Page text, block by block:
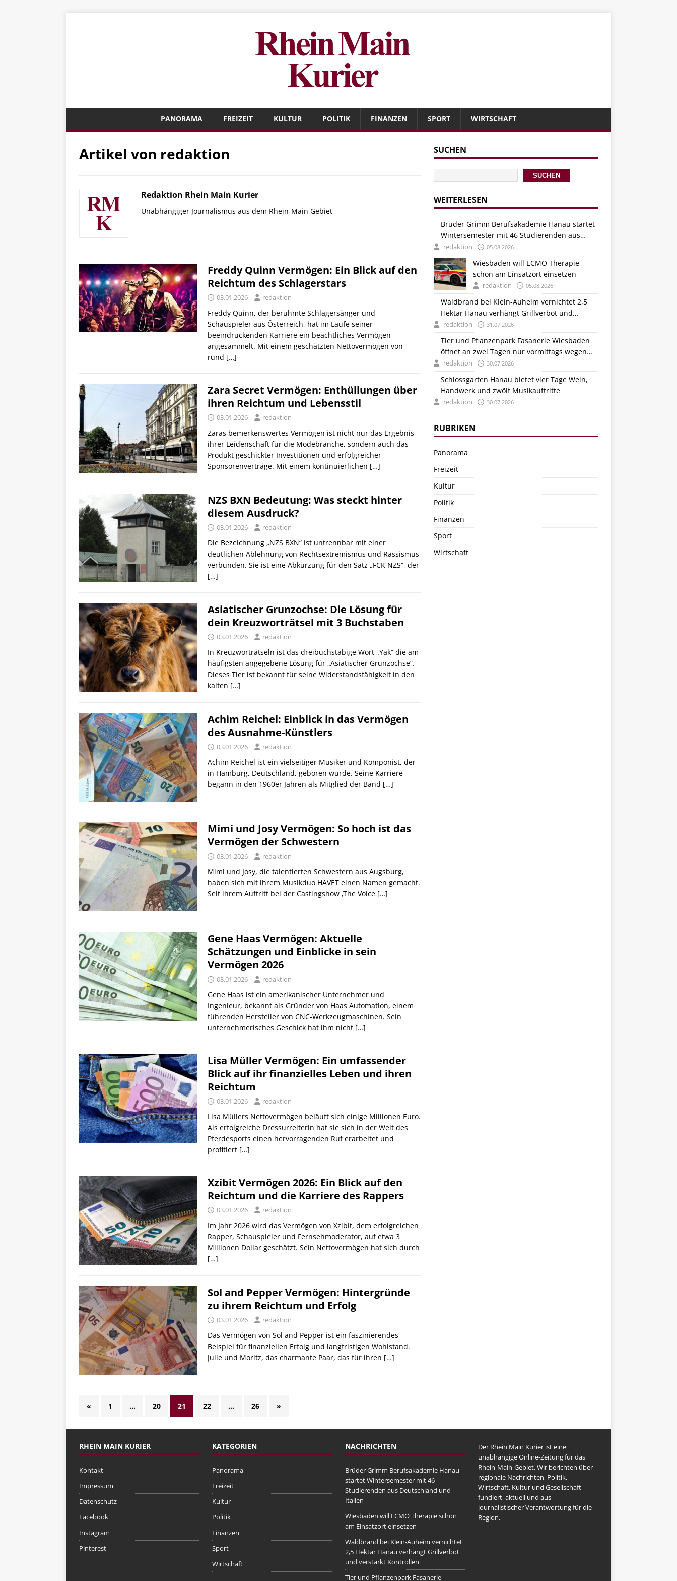
PANORAMA FREIZEIT KULTUR POLITIK FINANZEN SPORT WIRTSCHAFT
Artikel von redaktion
Redaktion Rhein Main Kurier
Unabhängiger Journalismus aus dem Rhein-Main Gebiet
Freddy Quinn Vermögen: Ein Blick auf den
Reichtum des Schlagerstars
03.01.2026 redaktion
Freddy Quinn, der berühmte Schlagersänger und
Schauspieler aus Österreich, hat im Laufe seiner
beeindruckenden Karriere ein beachtliches Vermögen
angesammelt. Mit einem geschätzten Nettovermögen von
rund […]
Zara Secret Vermögen: Enthüllungen über
ihren Reichtum und Lebensstil
03.01.2026 redaktion
Zaras bemerkenswertes Vermögen ist nicht nur das Ergebnis
ihrer Leidenschaft für die Modebranche, sondern auch das
Produkt geschickter Investitionen und erfolgreicher
Sponsorenverträge. Mit einem kontinuierlichen […]
NZS BXN Bedeutung: Was steckt hinter
diesem Ausdruck?
03.01.2026 redaktion
Die Bezeichnung „NZS BXN“ ist untrennbar mit einer
deutlichen Ablehnung von Rechtsextremismus und Rassismus
verbunden. Sie ist eine Abkürzung für den Satz „FCK NZS“, der
[…]
Asiatischer Grunzochse: Die Lösung für
dein Kreuzworträtsel mit 3 Buchstaben
03.01.2026 redaktion
In Kreuzworträtseln ist das dreibuchstabige Wort „Yak“ die am
häufigsten angegebene Lösung für „Asiatischer Grunzochse“.
Dieses Tier ist bekannt für seine Widerstandsfähigkeit in den
kalten […]
Achim Reichel: Einblick in das Vermögen
des Ausnahme-Künstlers
03.01.2026 redaktion
Achim Reichel ist ein vielseitiger Musiker und Komponist, der
in Hamburg, Deutschland, geboren wurde. Seine Karriere
begann in den 1960er Jahren als Mitglied der Band […]
Mimi und Josy Vermögen: So hoch ist das
Vermögen der Schwestern
03.01.2026 redaktion
Mimi und Josy, die talentierten Schwestern aus Augsburg,
haben sich mit ihrem Musikduo HAVET einen Namen gemacht.
Seit ihrem Auftritt bei der Castingshow ‚The Voice […]
Gene Haas Vermögen: Aktuelle
Schätzungen und Einblicke in sein
Vermögen 2026
03.01.2026 redaktion
Gene Haas ist ein amerikanischer Unternehmer und
Ingenieur, bekannt als Gründer von Haas Automation, einem
führenden Hersteller von CNC-Werkzeugmaschinen. Sein
unternehmerisches Geschick hat ihm nicht […]
Lisa Müller Vermögen: Ein umfassender
Blick auf ihr finanzielles Leben und ihren
Reichtum
03.01.2026 redaktion
Lisa Müllers Nettovermögen beläuft sich einige Millionen Euro.
Als erfolgreiche Dressurreiterin hat sie sich in der Welt des
Pferdesports einen hervorragenden Ruf erarbeitet und
profitiert […]
Xzibit Vermögen 2026: Ein Blick auf den
Reichtum und die Karriere des Rappers
03.01.2026 redaktion
Im Jahr 2026 wird das Vermögen von Xzibit, dem erfolgreichen
Rapper, Schauspieler und Fernsehmoderator, auf etwa 3
Millionen Dollar geschätzt. Sein Nettovermögen hat sich durch
[…]
Sol and Pepper Vermögen: Hintergründe
zu ihrem Reichtum und Erfolg
03.01.2026 redaktion
Das Vermögen von Sol and Pepper ist ein faszinierendes
Beispiel für finanziellen Erfolg und langfristigen Wohlstand.
Julie und Moritz, das charmante Paar, das für ihren […]
« 1 … 20 21 22 … 26 »
SUCHEN
SUCHEN
WEITERLESEN
Brüder Grimm Berufsakademie Hanau startet
Wintersemester mit 46 Studierenden aus
Deutschland und Italien
redaktion 05.08.2026
Wiesbaden will ECMO Therapie
schon am Einsatzort einsetzen
redaktion 05.08.2026
Waldbrand bei Klein-Auheim vernichtet 2,5
Hektar Hanau verhängt Grillverbot und
verstärkt Kontrollen
redaktion 31.07.2026
Tier und Pflanzenpark Fasanerie Wiesbaden
öffnet an zwei Tagen nur vormittags wegen
Hitzewelle
redaktion 30.07.2026
Schlossgarten Hanau bietet vier Tage Wein,
Handwerk und zwölf Musikauftritte
redaktion 30.07.2026
RUBRIKEN
Panorama
Freizeit
Kultur
Politik
Finanzen
Sport
Wirtschaft
RHEIN MAIN KURIER
Kontakt
Impressum
Datenschutz
Facebook
Instagram
Pinterest
KATEGORIEN
Panorama
Freizeit
Kultur
Politik
Finanzen
Sport
Wirtschaft
NACHRICHTEN
Brüder Grimm Berufsakademie Hanau
startet Wintersemester mit 46
Studierenden aus Deutschland und
Italien
Wiesbaden will ECMO Therapie schon
am Einsatzort einsetzen
Waldbrand bei Klein-Auheim vernichtet
2,5 Hektar Hanau verhängt Grillverbot
und verstärkt Kontrollen
Tier und Pflanzenpark Fasanerie
Der Rhein Main Kurier ist eine
unabhängige Online-Zeitung für das
Rhein-Main-Gebiet. Wir berichten über
regionale Nachrichten, Politik,
Wirtschaft, Kultur und Gesellschaft –
fundiert, aktuell und aus
journalistischer Verantwortung für die
Region.